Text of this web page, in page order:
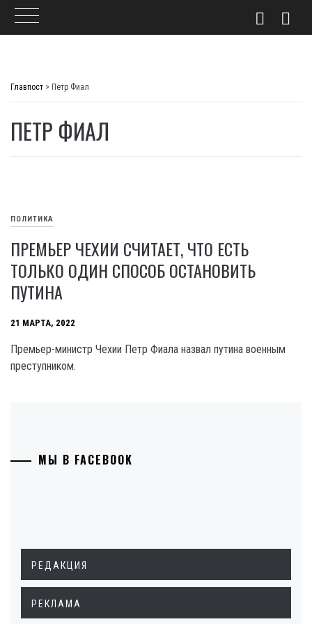
Главпост > Петр Фиал
ПЕТР ФИАЛ
ПОЛИТИКА
ПРЕМЬЕР ЧЕХИИ СЧИТАЕТ, ЧТО ЕСТЬ
ТОЛЬКО ОДИН СПОСОБ ОСТАНОВИТЬ
ПУТИНА
21 МАРТА, 2022
Премьер-министр Чехии Петр Фиала назвал путина военным
преступником.
МЫ В FACEBOOK
РЕДАКЦИЯ
РЕКЛАМА